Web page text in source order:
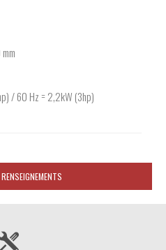
/ 60 Hz = 2,2kW (3hp)